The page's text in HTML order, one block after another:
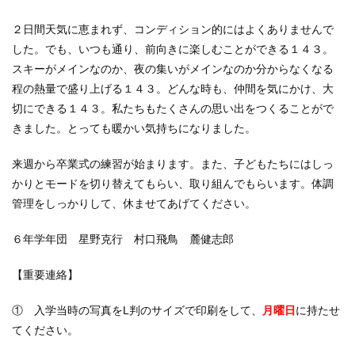
２日間天気に恵まれず、コンディション的にはよくありませんで
した。でも、いつも通り、前向きに楽しむことができる１４３。
スキーがメインなのか、夜の集いがメインなのか分からなくなる
程の熱量で盛り上げる１４３。どんな時も、仲間を気にかけ、大
切にできる１４３。私たちもたくさんの思い出をつくることがで
きました。とっても暖かい気持ちになりました。
来週から卒業式の練習が始まります。また、子どもたちにはしっ
かりとモードを切り替えてもらい、取り組んでもらいます。体調
管理をしっかりして、休ませてあげてください。
６年学年団 星野克行 村口飛鳥 麓健志郎
【重要連絡】
① 入学当時の写真をL判のサイズで印刷をして、 月曜日 に持たせ
てください。